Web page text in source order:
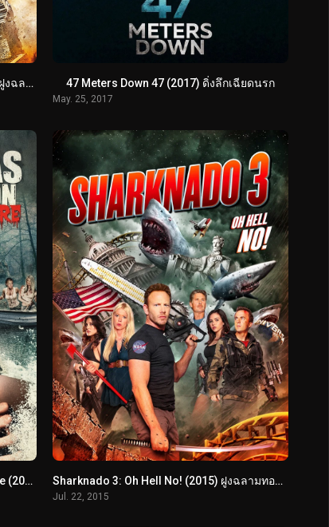
Sharknado 5 Global Swarming (2017) ฝูงฉลามทอร์นาโด 5 47 Meters Down 47 (2017) ดิ่งลึกเฉียดนรก
May. 25, 2017
Sharkansas Women’s Prison Massacre (2015) อสูรฉลามกัดคุกแตก Sharknado 3: Oh Hell No! (2015) ฝูงฉลามทอร์นาโด 3
Jul. 22, 2015